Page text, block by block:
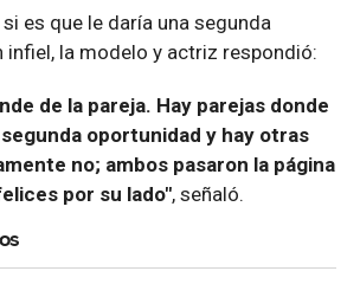
es que le daría una segunda
infiel, la modelo y actriz respondió:
de la pareja. Hay parejas donde
oportunidad y hay otras
no; ambos pasaron la página
por su lado", señaló.